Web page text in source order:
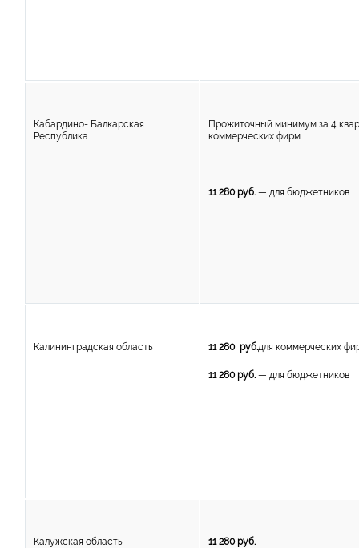
Кабардино- Балкарская
Республика
Прожиточный минимум за 4
коммерческих фирм
11 280 руб.— для бюджетников
Калининградская область 11 280 руб.для коммерческих
11 280 руб.— для бюджетников
Калужская область 11 280 руб.